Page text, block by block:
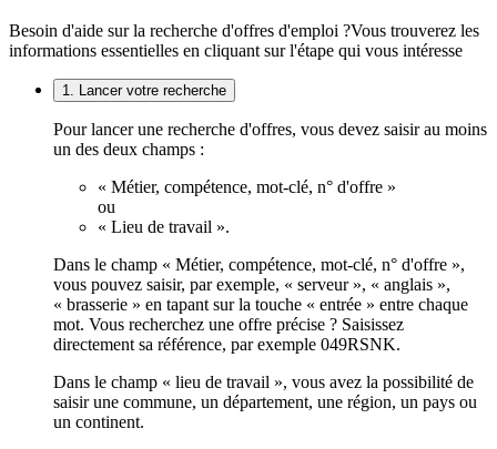
Besoin d'aide sur la recherche d'offres d'emploi ?Vous trouverez les
informations essentielles en cliquant sur l'étape qui vous intéresse
1. Lancer votre recherche
Pour lancer une recherche d'offres, vous devez saisir au moins
un des deux champs :
« Métier, compétence, mot-clé, n° d'offre »
ou
« Lieu de travail ».
Dans le champ « Métier, compétence, mot-clé, n° d'offre »,
vous pouvez saisir, par exemple, « serveur », « anglais »,
« brasserie » en tapant sur la touche « entrée » entre chaque
mot. Vous recherchez une offre précise ? Saisissez
directement sa référence, par exemple 049RSNK.
Dans le champ « lieu de travail », vous avez la possibilité de
saisir une commune, un département, une région, un pays ou
un continent.